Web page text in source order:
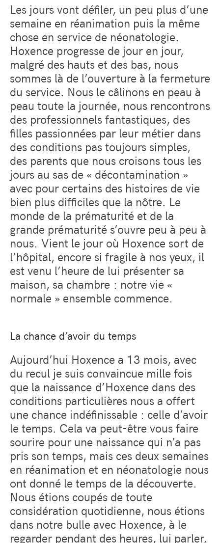
Les jours vont défiler, un peu plus d’une
semaine en réanimation puis la même
chose en service de néonatologie.
Hoxence progresse de jour en jour,
malgré des hauts et des bas, nous
sommes là de l’ouverture à la fermeture
du service. Nous le câlinons en peau à
peau toute la journée, nous rencontrons
des professionnels fantastiques, des
filles passionnées par leur métier dans
des conditions pas toujours simples,
des parents que nous croisons tous les
jours au sas de « décontamination »
avec pour certains des histoires de vie
bien plus difficiles que la nôtre. Le
monde de la prématurité et de la
grande prématurité s’ouvre peu à peu à
nous. Vient le jour où Hoxence sort de
l’hôpital, encore si fragile à nos yeux, il
est venu l’heure de lui présenter sa
maison, sa chambre : notre vie «
normale » ensemble commence.
La chance d’avoir du temps
Aujourd’hui Hoxence a 13 mois, avec
du recul je suis convaincue mille fois
que la naissance d’Hoxence dans des
conditions particulières nous a offert
une chance indéfinissable : celle d’avoir
le temps. Cela va peut-être vous faire
sourire pour une naissance qui n’a pas
pris son temps, mais ces deux semaines
en réanimation et en néonatologie nous
ont donné le temps de la découverte.
Nous étions coupés de toute
considération quotidienne, nous étions
dans notre bulle avec Hoxence, à le
regarder pendant des heures, lui parler,